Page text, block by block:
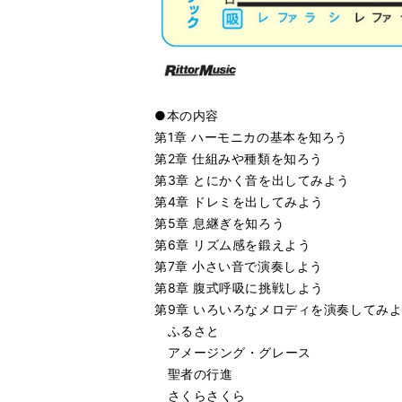
●本の内容
第1章 ハーモニカの基本を知ろう
第2章 仕組みや種類を知ろう
第3章 とにかく音を出してみよう
第4章 ドレミを出してみよう
第5章 息継ぎを知ろう
第6章 リズム感を鍛えよう
第7章 小さい音で演奏しよう
第8章 腹式呼吸に挑戦しよう
第9章 いろいろなメロディを演奏してみ
ふるさと
アメージング・グレース
聖者の行進
さくらさくら